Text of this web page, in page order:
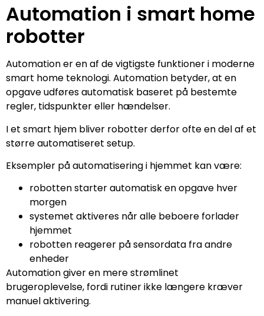
Automation i smart home
robotter
Automation er en af de vigtigste funktioner i moderne
smart home teknologi. Automation betyder, at en
opgave udføres automatisk baseret på bestemte
regler, tidspunkter eller hændelser.
I et smart hjem bliver robotter derfor ofte en del af et
større automatiseret setup.
Eksempler på automatisering i hjemmet kan være:
robotten starter automatisk en opgave hver
morgen
systemet aktiveres når alle beboere forlader
hjemmet
robotten reagerer på sensordata fra andre
enheder
Automation giver en mere strømlinet
brugeroplevelse, fordi rutiner ikke længere kræver
manuel aktivering.